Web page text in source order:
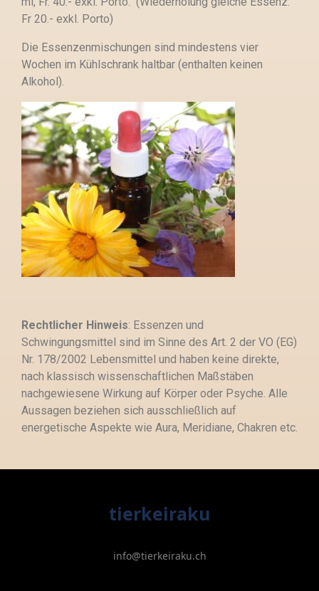
Fr 20.- exkl. Porto)
Die Essenzenmischungen sind mindestens vier
Wochen im Kühlschrank haltbar (enthalten keinen
Alkohol).
Rechtlicher Hinweis: Essenzen und
Schwingungsmittel sind im Sinne des Art. 2 der VO (EG)
Nr. 178/2002 Lebensmittel und haben keine direkte,
nach klassisch wissenschaftlichen Maßstäben
nachgewiesene Wirkung auf Körper oder Psyche. Alle
Aussagen beziehen sich ausschließlich auf
energetische Aspekte wie Aura, Meridiane, Chakren etc.
tierkeiraku
info@tierkeiraku.ch